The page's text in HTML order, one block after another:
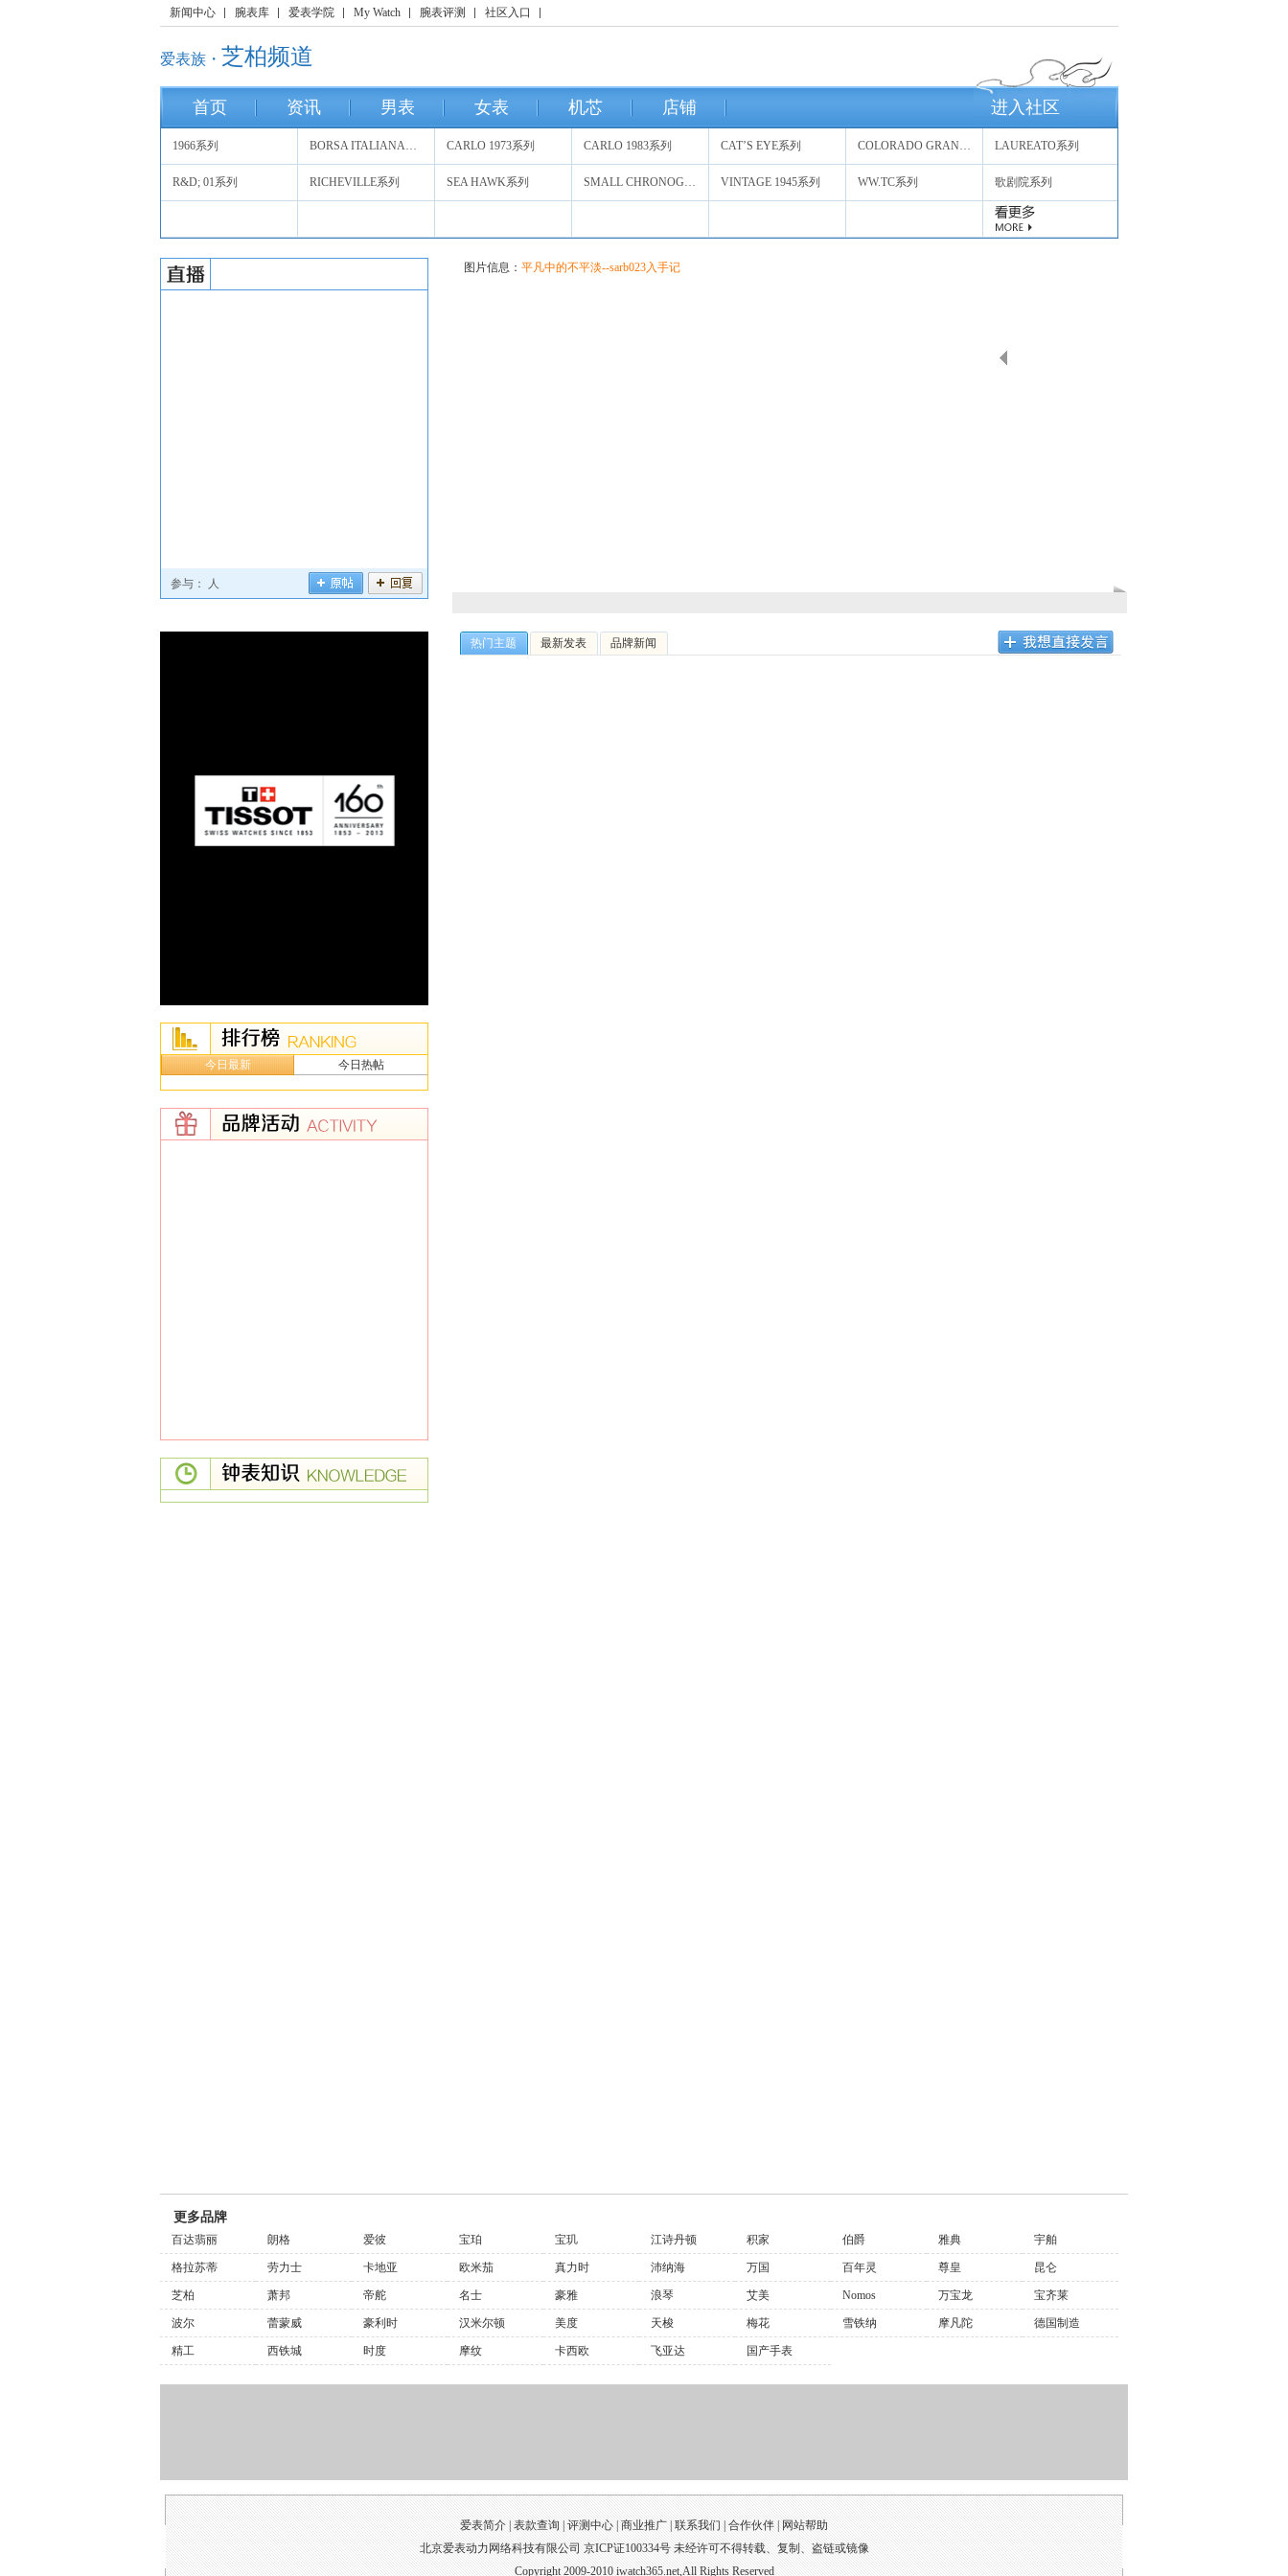
新闻中心 腕表库 爱表学院 My Watch 腕表评测 社区入口
爱表族・ 芝柏频道
首页 资讯 男表 女表 机芯 店铺 进入社区
1966系列 BORSA ITALIANA系列 CARLO 1973系列 CARLO 1983系列 CAT’S EYE系列 COLORADO GRAND系列 LAUREATO系列
R&D; 01系列 RICHEVILLE系列 SEA HAWK系列 SMALL CHRONOGRAPH系列 VINTAGE 1945系列 WW.TC系列 歌剧院系列
参与： 人
今日最新 今日热帖
图片信息： 平凡中的不平淡--sarb023入手记
热门主题 最新发表 品牌新闻
更多品牌
百达翡丽 朗格 爱彼 宝珀 宝玑 江诗丹顿 积家 伯爵 雅典 宇舶
格拉苏蒂 劳力士 卡地亚 欧米茄 真力时 沛纳海 万国 百年灵 尊皇 昆仑
芝柏 萧邦 帝舵 名士 豪雅 浪琴 艾美 Nomos 万宝龙 宝齐莱
波尔 蕾蒙威 豪利时 汉米尔顿 美度 天梭 梅花 雪铁纳 摩凡陀 德国制造
精工 西铁城 时度 摩纹 卡西欧 飞亚达 国产手表
爱表简介 |表款查询|评测中心|商业推广|联系我们|合作伙伴|网站帮助
北京爱表动力网络科技有限公司 京ICP证100334号 未经许可不得转载、复制、盗链或镜像
Copyright 2009-2010 iwatch365.net,All Rights Reserved